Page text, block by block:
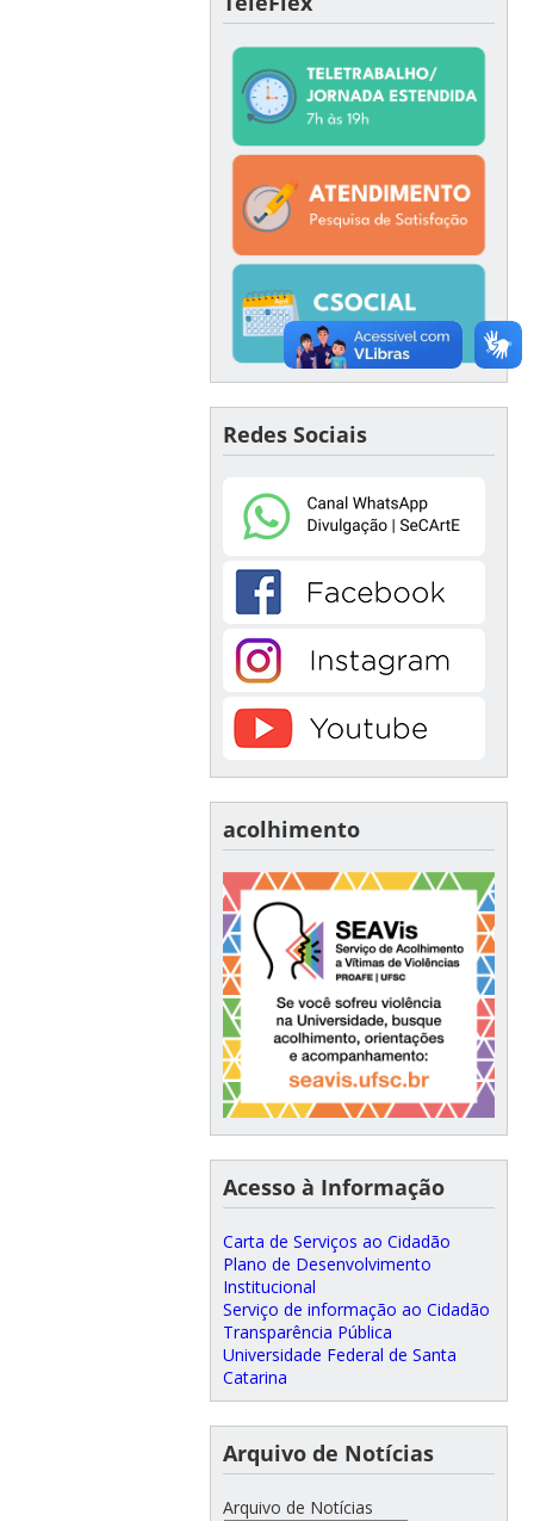
Redes Sociais
acolhimento
Acesso à Informação
Carta de Serviços ao Cidadão
Plano de Desenvolvimento
Institucional
Serviço de informação ao Cidadão
Transparência Pública
Universidade Federal de Santa
Catarina
Arquivo de Notícias
Arquivo de Notícias